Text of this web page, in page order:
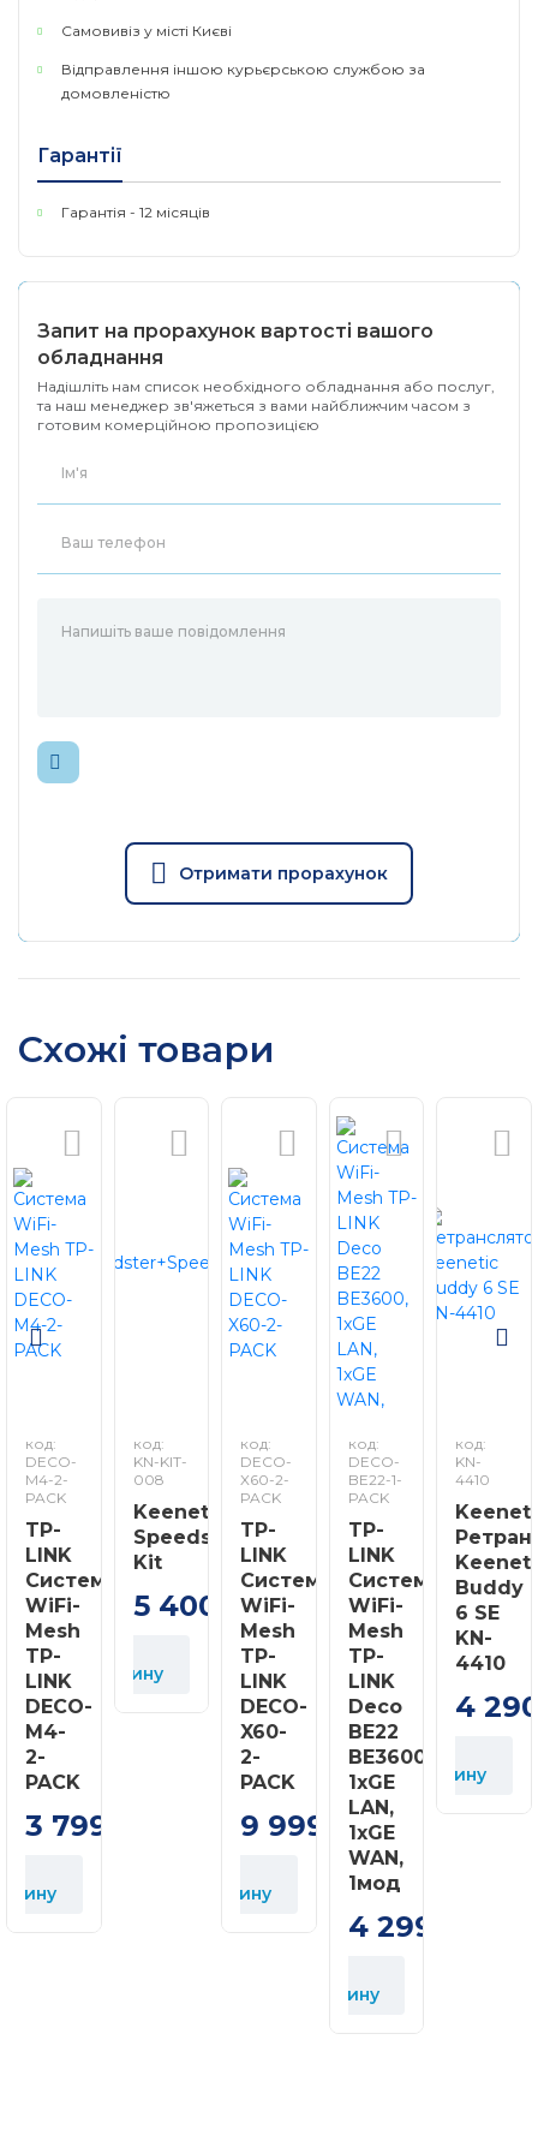
Самовивіз у місті Києві
Відправлення іншою курьєрською службою за
домовленістю
Гарантії
Гарантія - 12 місяців
Запит на прорахунок вартості вашого
обладнання
Надішліть нам список необхідного обладнання або послуг,
та наш менеджер зв'яжеться з вами найближчим часом з
готовим комерційною пропозицією
Отримати прорахунок
Схожі товари
код:
DECO-
M4-2-
PACK
TP-
LINK
Система
WiFi-
Mesh
TP-
LINK
DECO-
M4-
2-
PACK
3 799
код:
KN-KIT-
008
Keenetic
Speedster+Speedster
Kit
5 400
грн
корзину
код:
DECO-
X60-2-
PACK
TP-
LINK
Система
WiFi-
Mesh
TP-
LINK
DECO-
X60-
2-
PACK
9 999
грн
корзину
код:
DECO-
BE22-1-
PACK
TP-
LINK
Система
WiFi-
Mesh
TP-
LINK
Deco
BE22
BE3600,
1xGE
LAN,
1xGE
WAN,
1мод
4 299
корзину
код:
KN-
4410
Buddy
6 SE
KN-
4410
4
У
корзину
У